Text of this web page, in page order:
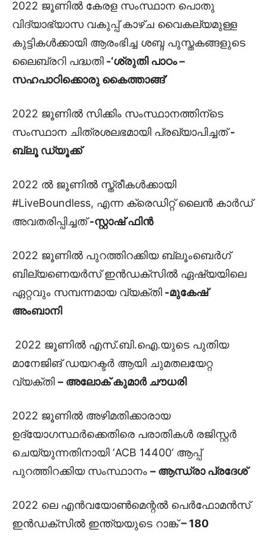
2022 ജൂണിൽ കേരള സംസ്ഥാന പൊതു
വിദ്യാഭ്യാസ വകുപ്പ് കാഴ്ച വൈകല്യമുള്ള
കുട്ടികൾക്കായി ആരംഭിച്ച ശബ്ദ പുസ്തകങ്ങളുടെ
ലൈബ്രറി പദ്ധതി -‘ശ്രുതി പാഠം –
സഹപാഠിക്കൊരു കൈത്താങ്ങ്’
2022 ജൂണിൽ സിക്കിം സംസ്ഥാനത്തിന്ടെ
സംസ്ഥാന ചിത്രശലഭമായി പ്രഖ്യാപിച്ചത്-
ബ്ലൂ ഡ്യൂക്ക്
2022 ൽ ജൂണിൽ സ്ത്രീകൾക്കായി
#LiveBoundless, എന്ന ക്രെഡിറ്റ് ലൈൻ കാർഡ്
അവതരിപ്പിച്ചത്-സ്റ്റാഷ് ഫിൻ
2022 ജൂണിൽ പുറത്തിറക്കിയ ബ്ലൂംബെർഗ്
ബില്യണെയർസ് ഇൻഡക്സിൽ ഏഷ്യയിലെ
ഏറ്റവും സമ്പന്നമായ വ്യക്തി -മുകേഷ്
അംബാനി
2022 ജൂണിൽ എസ്.ബി.ഐ.യുടെ പുതിയ
മാനേജിങ് ഡയറക്ടർ ആയി ചുമതലയേറ്റ
വ്യക്തി – അലോക് കുമാർ ചൗധരി
2022 ജൂണിൽ അഴിമതിക്കാരായ
ഉദ്യോഗസ്ഥർക്കെതിരെ പരാതികൾ രജിസ്റ്റർ
ചെയ്യുന്നതിനായി ‘ACB 14400’ ആപ്പ്
പുറത്തിറക്കിയ സംസ്ഥാനം – ആന്ധ്രാ പ്രദേശ്
2022 ലെ എൻവയോൺമെന്റൽ പെർഫോമൻസ്
ഇൻഡക്സിൽ ഇന്ത്യയുടെ റാങ്ക്– 180